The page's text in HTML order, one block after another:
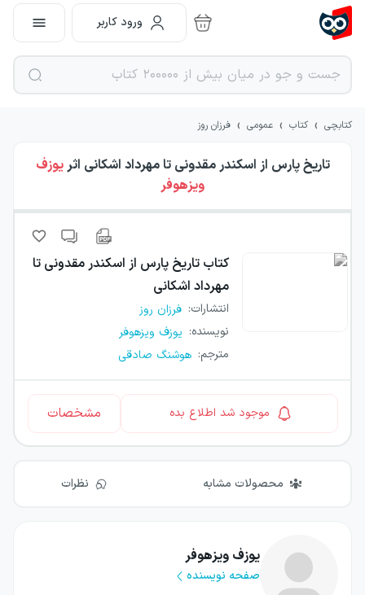
ورود کاربر
کتابچی › کتاب › عمومی › فرزان روز
تاریخ پارس از اسکندر مقدونی تا مهرداد اشکانی اثریوزف
ویزهوفر
کتاب تاریخ پارس از اسکندر مقدونی تا
مهرداد اشکانی
انتشارات: فرزان روز
نویسنده: یوزف ویزهوفر
مترجم: هوشنگ صادقی
موجود شد اطلاع بده مشخصات
محصولات مشابه نظرات
یوزف ویزهوفر
صفحه نویسنده